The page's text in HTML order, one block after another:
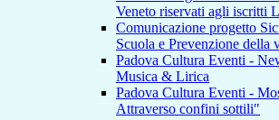
Veneto riservati agli iscritti
Comunicazione progetto
Scuola e Prevenzione della
Padova Cultura Eventi -
Musica & Lirica
Padova Cultura Eventi -
Attraverso confini sottili"